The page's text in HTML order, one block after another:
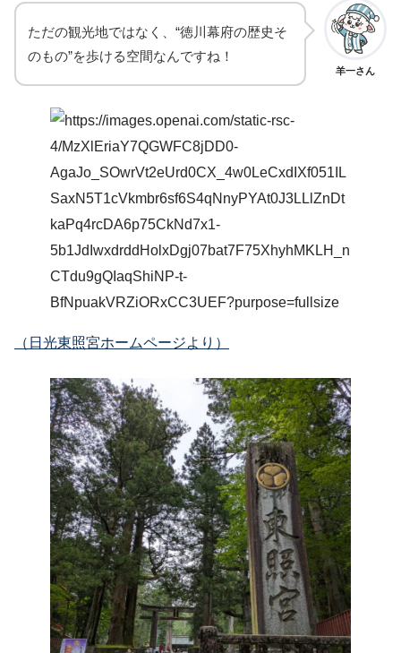
羊一さん
ただの観光地ではなく、“徳川幕府の歴史そ
のもの”を歩ける空間なんですね！
（日光東照宮ホームページより）